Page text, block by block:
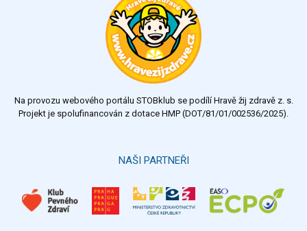
Výsledky Všechny ankety
Na provozu webového portálu STOBklub se podílí Hravě žij zdravě z. s.
Projekt je spolufinancován z dotace HMP (DOT/81/01/002536/2025).
NAŠI PARTNEŘI